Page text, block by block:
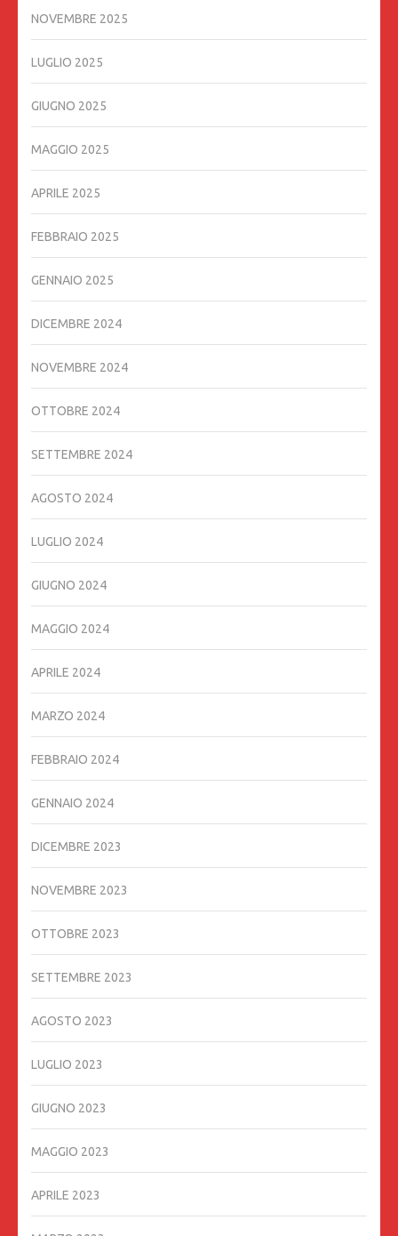
NOVEMBRE 2025
LUGLIO 2025
GIUGNO 2025
MAGGIO 2025
APRILE 2025
FEBBRAIO 2025
GENNAIO 2025
DICEMBRE 2024
NOVEMBRE 2024
OTTOBRE 2024
SETTEMBRE 2024
AGOSTO 2024
LUGLIO 2024
GIUGNO 2024
MAGGIO 2024
APRILE 2024
MARZO 2024
FEBBRAIO 2024
GENNAIO 2024
DICEMBRE 2023
NOVEMBRE 2023
OTTOBRE 2023
SETTEMBRE 2023
AGOSTO 2023
LUGLIO 2023
GIUGNO 2023
MAGGIO 2023
APRILE 2023